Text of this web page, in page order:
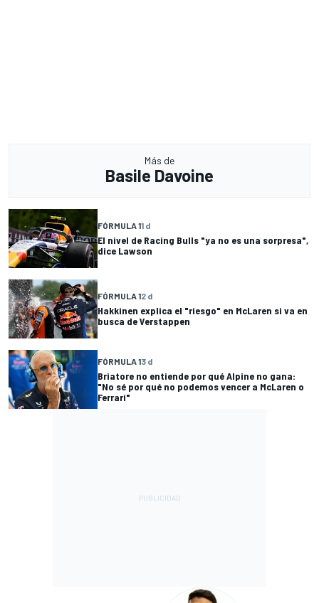
Más de
Basile Davoine
FÓRMULA 11 d
El nivel de Racing Bulls "ya no es una sorpresa",
dice Lawson
FÓRMULA 12 d
Hakkinen explica el "riesgo" en McLaren si va en
busca de Verstappen
FÓRMULA 13 d
Briatore no entiende por qué Alpine no gana:
"No sé por qué no podemos vencer a McLaren o
Ferrari"